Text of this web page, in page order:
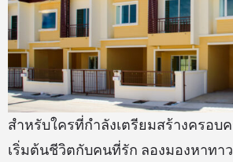
สำหรับใครที่กำลังเตรียมสร้างครอบ
เริ่มต้นชีวิตกับคนที่รัก ลองมองหาทา